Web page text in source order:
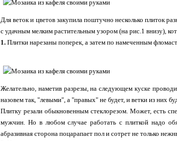
Для веток и цветов закупила поштучно несколько плиток
с удачным мелким растительным узором (на рис.1 внизу),
1. Плитки нарезаны поперек, а затем по намеченным
Желательно, наметив разрезы, на следующем куске
назовем так, "левыми", а "правых" не будет, и ветки из них
Плитку резали обыкновенным стеклорезом. Может, есть
мужчин. Но в любом случае работать с плиткой надо
абразивная сторона поцарапает пол и сотрет не только